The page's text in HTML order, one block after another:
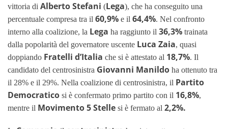
vittoria di Alberto Stefani (Lega), che ha conseguito una
percentuale compresa tra il 60,9% e il 64,4%. Nel confronto
interno alla coalizione, la Lega ha raggiunto il 36,3% trainata
dalla popolarità del governatore uscente Luca Zaia, quasi
doppiando Fratelli d’Italia che si è attestato al 18,7%. Il
candidato del centrosinistra Giovanni Manildo ha ottenuto tra
il 28% e il 29%. Nella coalizione di centrosinistra, il Partito
Democratico si è confermato primo partito con il 16,8%,
mentre il Movimento 5 Stelle si è fermato al 2,2%.